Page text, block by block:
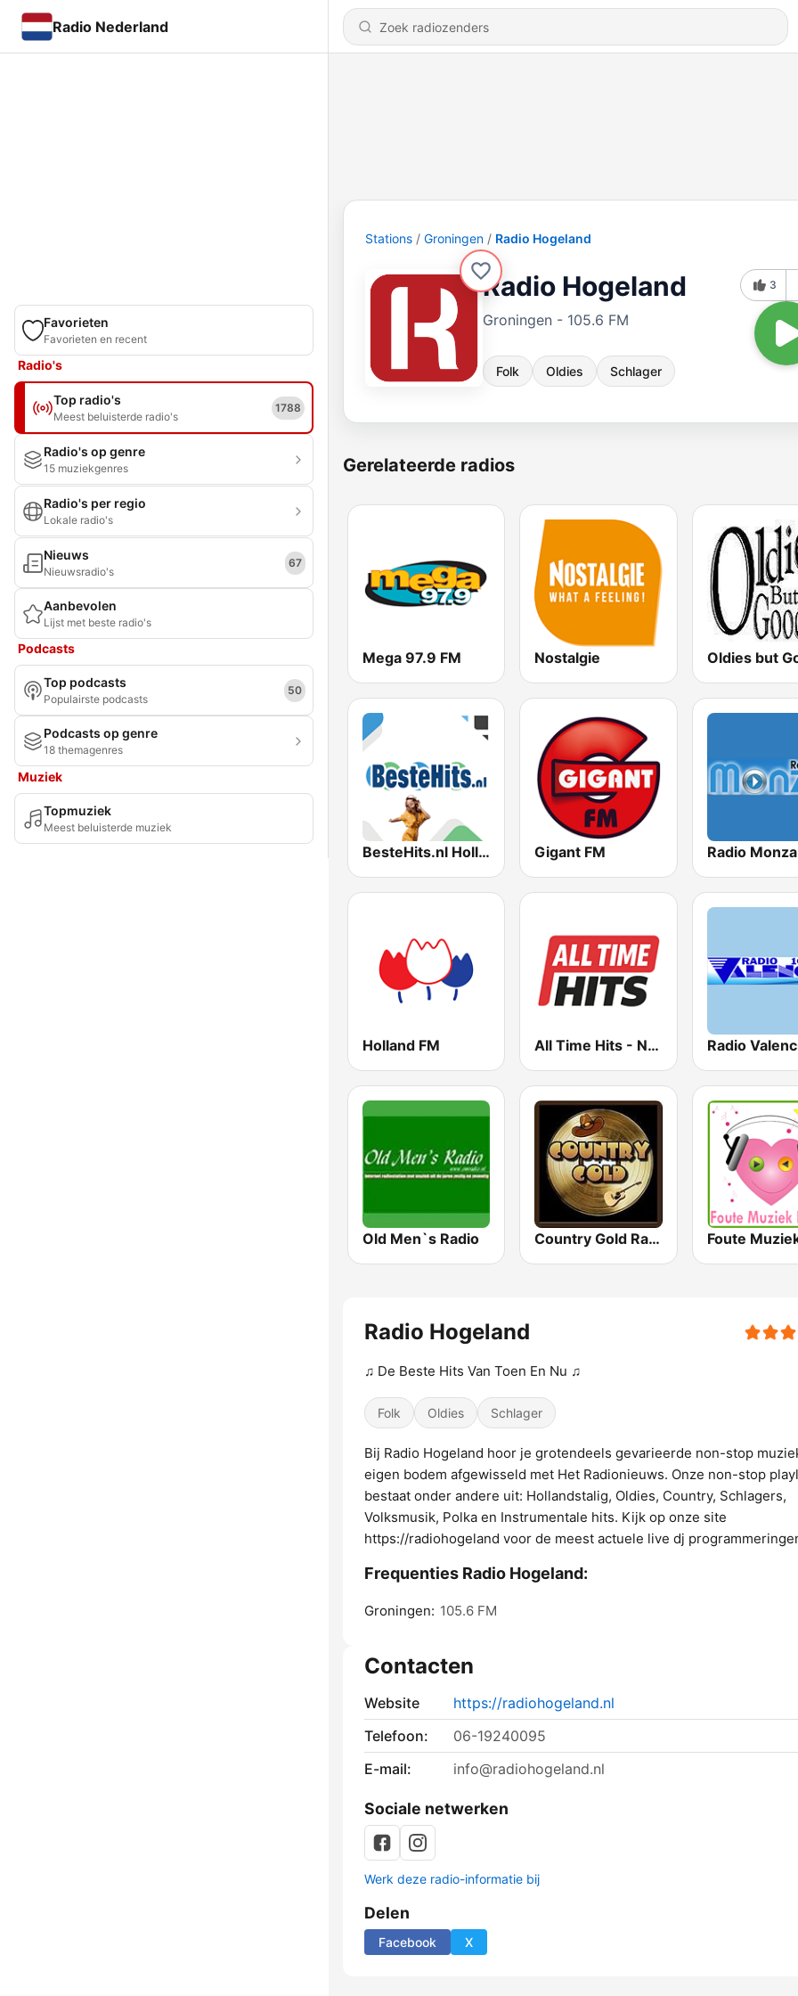
Radio Nederland
Favorieten
Favorieten en recent
Radio's
Top radio's
Meest beluisterde radio's
1788
Radio's op genre
15 muziekgenres
Radio's per regio
Lokale radio's
Nieuws
Nieuwsradio's
67
Aanbevolen
Lijst met beste radio's
Podcasts
Top podcasts
Populairste podcasts
50
Podcasts op genre
18 themagenres
Muziek
Topmuziek
Meest beluisterde muziek
Stations Groningen Radio Hogeland
Radio Hogeland
Groningen - 105.6 FM
Folk Oldies Schlager
3
Gerelateerde radios
Mega 97.9 FM Nostalgie
BesteHits.nl Hollands Gigant FM Radio Monza
Holland FM All Time Hits - Non-stop muziek Radio
Old Men`s Radio Country Gold Radio
Radio Hogeland
♫ De Beste Hits Van Toen En Nu ♫
Folk Oldies Schlager
Bij Radio Hogeland hoor je grotendeels gevarieerde non-stop
eigen bodem afgewisseld met Het Radionieuws. Onze non-stop
bestaat onder andere uit: Hollandstalig, Oldies, Country, Schlagers,
Volksmusik, Polka en Instrumentale hits. Kijk op onze site
https://radiohogeland voor de meest actuele live dj
Frequenties Radio Hogeland:
Groningen: 105.6 FM
Contacten
Website
https://radiohogeland.nl
Telefoon:
06-19240095
E-mail:
info@radiohogeland.nl
Sociale netwerken
Werk deze radio-informatie bij
Delen
Facebook X